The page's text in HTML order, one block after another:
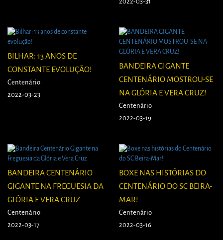
2022-03-31
BILHAR: 13 ANOS DE
CONSTANTE EVOLUÇÃO!
Centenário
2022-03-23
BANDEIRA GIGANTE
CENTENÁRIO MOSTROU-SE
NA GLÓRIA E VERA CRUZ!
Centenário
2022-03-19
BANDEIRA CENTENÁRIO
GIGANTE NA FREGUESIA DA
GLÓRIA E VERA CRUZ
Centenário
2022-03-17
BOXE NAS HISTÓRIAS DO
CENTENÁRIO DO SC BEIRA-
MAR!
Centenário
2022-03-16